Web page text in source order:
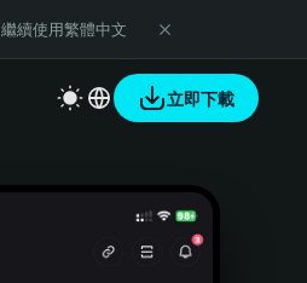
繼續使用繁體中文
立即下載